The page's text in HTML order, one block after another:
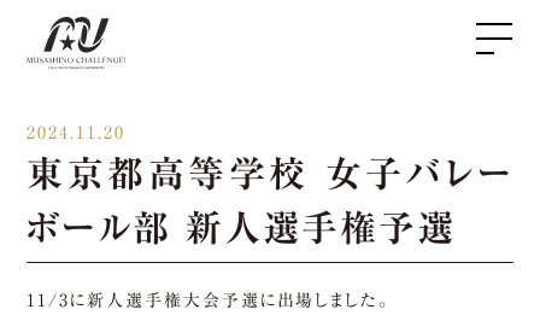
2024.11.20
東京都高等学校 女子バレー
ボール部 新人選手権予選
11/3に新人選手権大会予選に出場しました。